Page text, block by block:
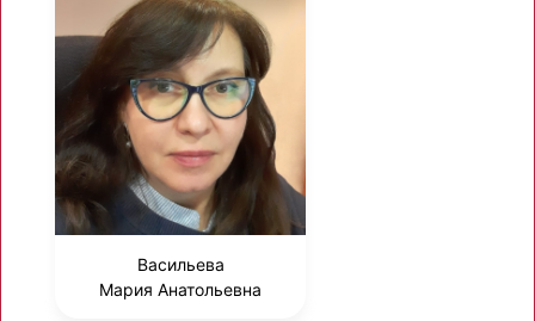
Васильева
Мария Анатольевна